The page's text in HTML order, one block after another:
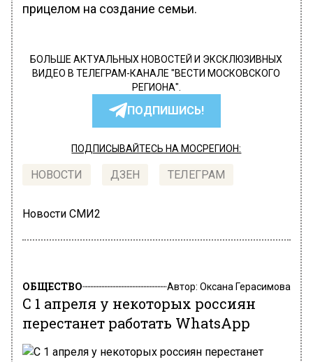
прицелом на создание семьи.
БОЛЬШЕ АКТУАЛЬНЫХ НОВОСТЕЙ И ЭКСКЛЮЗИВНЫХ
ВИДЕО В ТЕЛЕГРАМ-КАНАЛЕ "ВЕСТИ МОСКОВСКОГО
РЕГИОНА".
ПОДПИШИСЬ!
ПОДПИСЫВАЙТЕСЬ НА МОСРЕГИОН:
НОВОСТИ ДЗЕН ТЕЛЕГРАМ
Новости СМИ2
ОБЩЕСТВО Автор: Оксана Герасимова
С 1 апреля у некоторых россиян
перестанет работать WhatsApp